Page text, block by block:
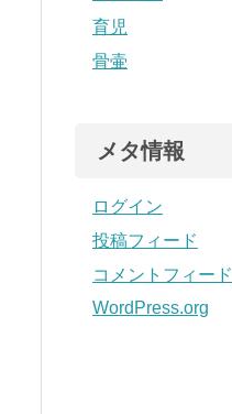
育児
骨壷
メタ情報
ログイン
投稿フィード
コメントフィード
WordPress.org